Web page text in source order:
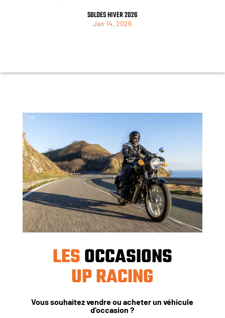
SOLDES HIVER 2026
Jan 14, 2026
LESOCCASIONS
UP RACING
Vous souhaitez vendre ou acheter un véhicule
d’occasion ?